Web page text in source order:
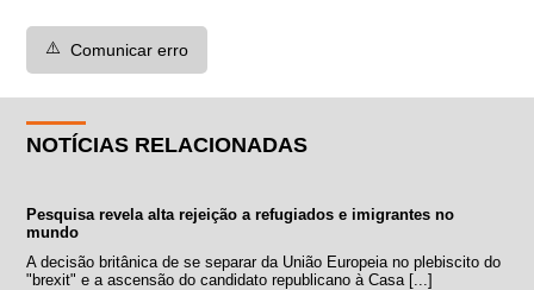
⚠️ Comunicar erro
NOTÍCIAS RELACIONADAS
Pesquisa revela alta rejeição a refugiados e imigrantes no
mundo
A decisão britânica de se separar da União Europeia no plebiscito do
"brexit" e a ascensão do candidato republicano à Casa [...]